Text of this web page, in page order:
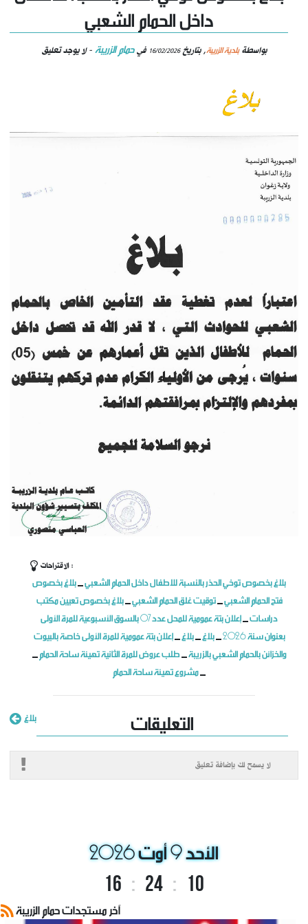
داخل الحمام الشعبي
بواسطةبلدية الزريبة, بتاريخ16/02/2026 فيحمام الزريبة- لا يوجد تعليق
الاقتراحات :
بلاغ بخصوص توخي الحذر بالنسبة للاطفال داخل الحمام الشعبي_بلاغ بخصوص
فتح الحمام الشعبي_توقيت غلق الحمام الشعبي_بلاغ بخصوص تعيين مكتب
دراسات_
إعلان بتة عمومية للمحل عدد 07 بالسوق الأسبوعية للمرة الأولى
بعنوان سنة 2026
_بلاغ_بلاغ_إعلان بتة عمومية للمرة الأولى خاصة بالبيوت
والخزائن بالحمام الشعبي بالزريبة_طلب عروض للمرة الثانية تهيئة ساحة الحمام_
مشروع تهيئة ساحة الحمام_
بلاغ التعليقات
لا يسمح لك بإضافة تعليق
الأحد 9 أوت 2026
16 : 24 : 11
آخر مستجدات حمام الزريبة
تقييم الأداء
وضع بتاريخ: 10/11